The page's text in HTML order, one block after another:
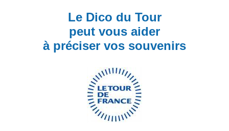
Le Dico du Tour
peut vous aider
à préciser vos souvenirs